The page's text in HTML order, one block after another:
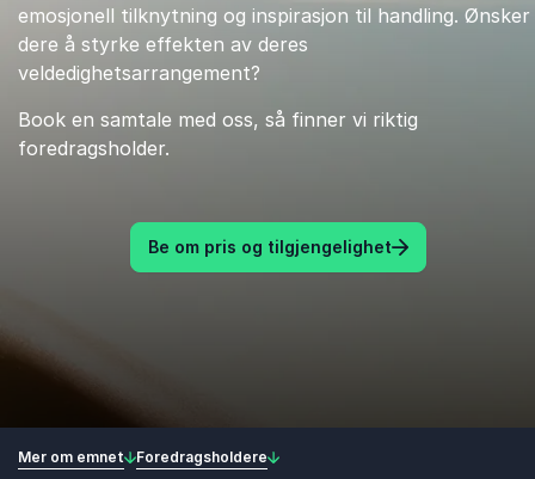
emosjonell tilknytning og inspirasjon til handling. Ønsker
dere å styrke effekten av deres
veldedighetsarrangement?
Book en samtale med oss, så finner vi riktig
foredragsholder.
Be om pris og tilgjengelighet
Mer om emnet Foredragsholdere